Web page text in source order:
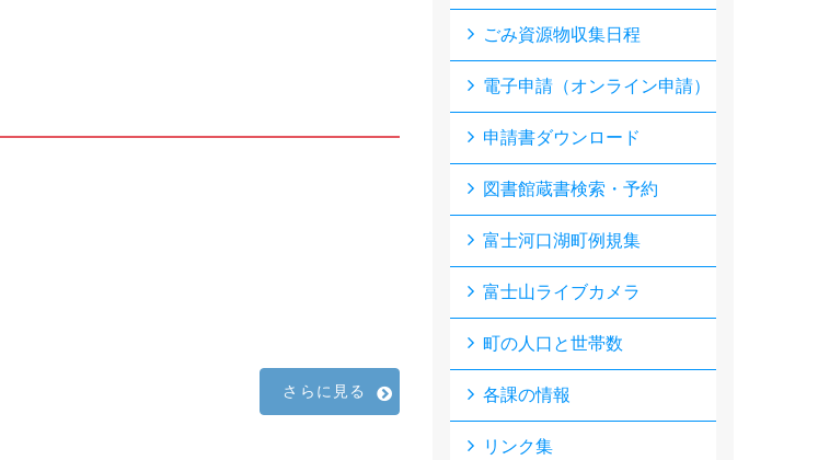
さらに見る
ごみ資源物収集日程
電子申請（オンライン申請）
申請書ダウンロード
図書館蔵書検索・予約
富士河口湖町例規集
富士山ライブカメラ
町の人口と世帯数
各課の情報
リンク集